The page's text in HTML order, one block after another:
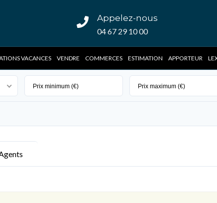
Appelez-nous
04 67 29 10 00
VACANCES VENDRE COMMERCES ESTIMATION APPORTEUR